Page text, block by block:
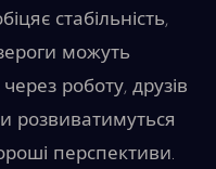
стабільність,
можуть
роботу, друзів
розвиватимуться
перспективи.